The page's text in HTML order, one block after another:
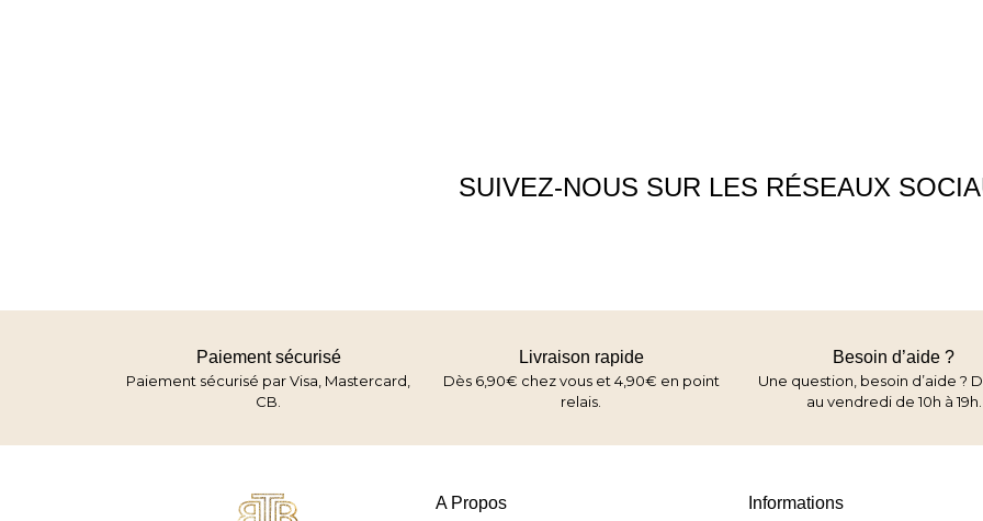
SUIVEZ-NOUS SUR LES RÉSEAUX
Paiement sécurisé
Paiement sécurisé par Visa, Mastercard,
CB.
Livraison rapide
Dès 6,90€ chez vous et 4,90€ en point
relais.
Besoin d’aide ?
Une question, besoin d’aide ?
au vendredi de 10h à 19h.
A Propos Informations